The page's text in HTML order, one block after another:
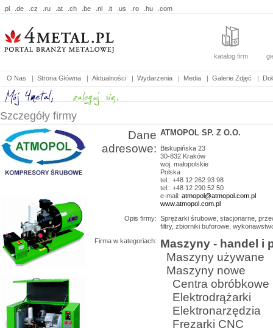
.pl .de .cz .ru .at .ch .be .nl .it .us .ro .hu .com
katalog firm
O Nas | Strona Główna | Aktualności | Wydarzenia | Media | Galerie Zdjęć |
Szczegóły firmy
Dane
adresowe:
ATMOPOL SP. Z O.O.
Biskupińska 23
30-832 Kraków
woj. małopolskie
Polska
tel.: +48 12 262 93 98
tel.: +48 12 290 52 50
e-mail: atmopol@atmopol.com.pl
www.atmopol.com.pl
Opis firmy: Sprężarki śrubowe, stacjonarne,
filtry, zbiorniki buforowe,
Firma w kategoriach:
Maszyny - handel i
Maszyny używane
Maszyny nowe
Centra obróbkowe
Elektrodrążarki
Elektronarzędzia
Frezarki CNC